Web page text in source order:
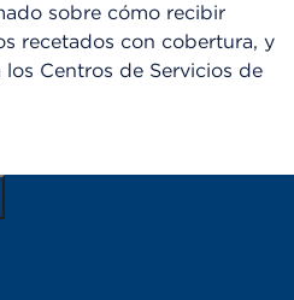
sobre cómo recibir
recetados con cobertura, y
Centros de Servicios de